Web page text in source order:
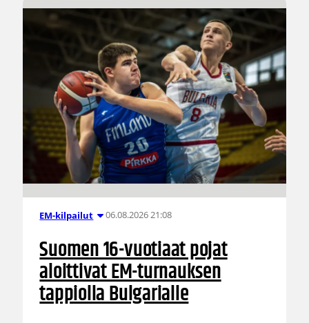
EM-kilpailut 06.08.2026 21:08
Suomen 16-vuotiaat pojat
aloittivat EM-turnauksen
tappiolla Bulgarialle